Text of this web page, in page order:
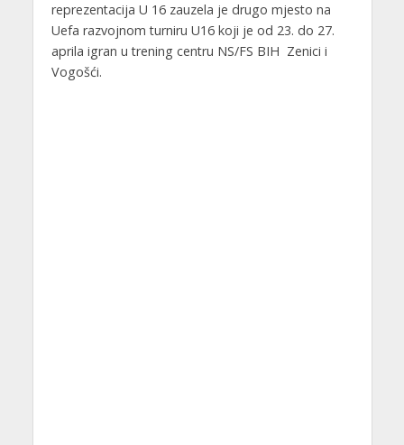
reprezentacija U 16 zauzela je drugo mjesto na
Uefa razvojnom turniru U16 koji je od 23. do 27.
aprila igran u trening centru NS/FS BIH Zenici i
Vogošći.